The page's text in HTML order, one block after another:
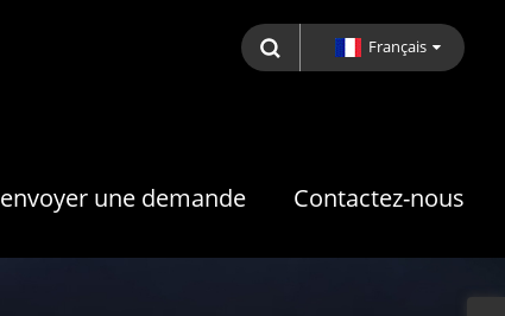
Français
envoyer une demande Contactez-nous